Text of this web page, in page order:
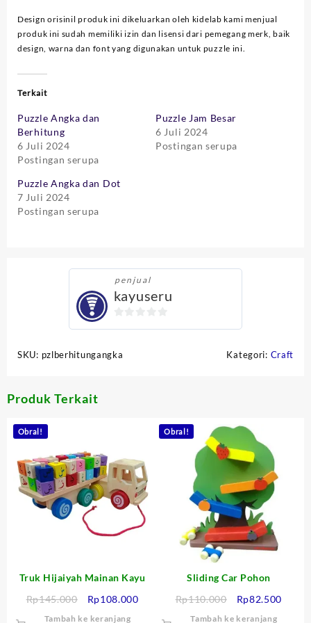
Design orisinil produk ini dikeluarkan oleh kidelab kami menjual
produk ini sudah memiliki izin dan lisensi dari pemegang merk, baik
design, warna dan font yang digunakan untuk puzzle ini.
Terkait
Puzzle Angka dan
Berhitung
6 Juli 2024
Postingan serupa
Puzzle Jam Besar
6 Juli 2024
Postingan serupa
Puzzle Angka dan Dot
7 Juli 2024
Postingan serupa
penjual
kayuseru
of
SKU: pzlberhitungangka Kategori: Craft
Produk Terkait
Obral!
Truk Hijaiyah Mainan Kayu
Rp145.000
Harga
aslinya
Rp108.000Harga
Tambah ke keranjang
Obral!
Sliding Car Pohon
Rp110.000
Harga
aslinya
Rp82.500
Tambah ke keranjang